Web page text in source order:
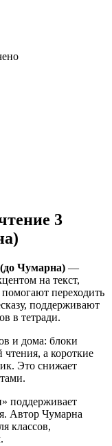
3
(до Чумарна) —
на текст,
переходить
поддерживают
в тетради.
и дома: блоки
а короткие
Это снижает
поддерживает
Автор Чумарна
классов,